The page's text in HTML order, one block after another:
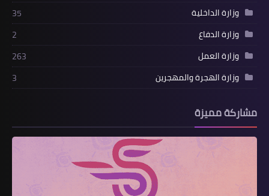
وزارة الداخلية
35
وزارة الدفاع
2
وزارة العمل
263
وزارة الهجرة والمهجرين
3
مشاركة مميزة